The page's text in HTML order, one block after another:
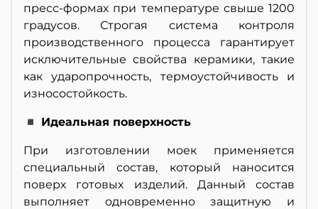
пресс-формах при температуре свыше 1200
градусов. Строгая система контроля
производственного процесса гарантирует
исключительные свойства керамики, такие
как ударопрочность, термоустойчивость и
износостойкость.
◾ Идеальная поверхность
При изготовлении моек применяется
специальный состав, который наносится
поверх готовых изделий. Данный состав
выполняет одновременно защитную и